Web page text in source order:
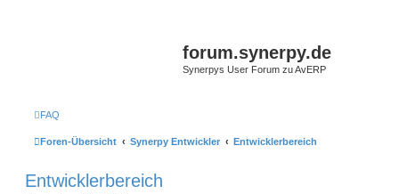
forum.synerpy.de
Synerpys User Forum zu AvERP
FAQ
Foren-Übersicht Synerpy Entwickler Entwicklerbereich
Entwicklerbereich